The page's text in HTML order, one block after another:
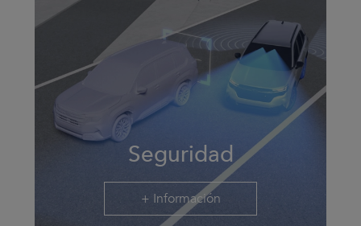
Seguridad
+ Información